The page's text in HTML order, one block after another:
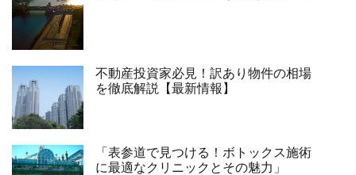
不動産投資家必見！訳あり物件の相場
を徹底解説【最新情報】
「表参道で見つける！ボトックス施術
に最適なクリニックとその魅力」